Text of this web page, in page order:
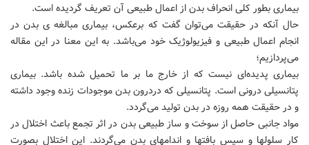
بیماری بطور کلی انحراف بدن از اعمال طبیعی آن تعریف گردیده است.
حال آنکه در حقیقت می‌توان گفت که برعکس، بیماری مبالغه ی بدن در
انجام اعمال طبیعی و فیزیولوژیک خود می‌باشد. به این معنا در این مقاله
می‌پردازیم؛
بیماری پدیده‌ای نیست که از خارج ما بر ما تحمیل شده باشد. بیماری
پتانسیلی درونی است. پتانسیلی که دردرون بدن موجودات زنده وجود داشته
و در حقیقت همه روزه در بدن تولید می‌گردد.
مواد جانبی حاصل از سوخت و ساز طبیعی بدن در اثر تجمع باعث اختلال در
کار سلولها و سپس بافتها و اندامهای بدن می‌گردند. این اختلال بصورت